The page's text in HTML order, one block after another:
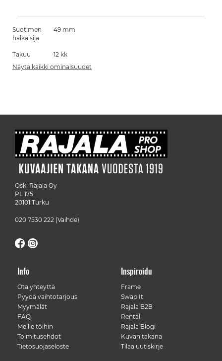
Suotimen
halkaisija
49 mm
Takuu
12 kk
Näytä kaikki ominaisuudet
Osk. Rajala Oy
PL 175
20101 Turku
020 7530 222 (Vaihde)
Info
Ota yhteyttä
Pyydä vaihtotarjous
Myymälät
FAQ
Meille töihin
Toimitusehdot
Tietosuojaseloste
Inspiroidu
Frame
Swap It
Rajala B2B
Rental
Rajala Blogi
Kuvan takana
Tilaa uutiskirje